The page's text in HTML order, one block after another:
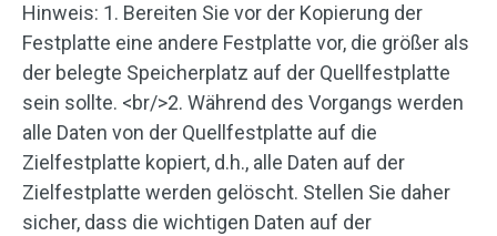
Hinweis: 1. Bereiten Sie vor der Kopierung der
Festplatte eine andere Festplatte vor, die größer als
der belegte Speicherplatz auf der Quellfestplatte
sein sollte. <br/>2. Während des Vorgangs werden
alle Daten von der Quellfestplatte auf die
Zielfestplatte kopiert, d.h., alle Daten auf der
Zielfestplatte werden gelöscht. Stellen Sie daher
sicher, dass die wichtigen Daten auf der